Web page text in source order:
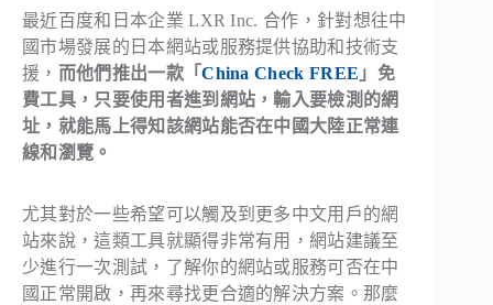
最近百度和日本企業 LXR Inc. 合作，針對想往中
國市場發展的日本網站或服務提供協助和技術支
援， 而他們推出一款「China Check FREE 」免
費工具，只要使用者進到網站，輸入要檢測的網
址，就能馬上得知該網站能否在中國大陸正常連
線和瀏覽。
尤其對於一些希望可以觸及到更多中文用戶的網
站來說，這類工具就顯得非常有用，網站建議至
少進行一次測試，了解你的網站或服務可否在中
國正常開啟，再來尋找更合適的解決方案。那麼